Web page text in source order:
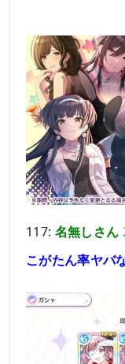
117: 名無しさん
こがたん率ヤバ